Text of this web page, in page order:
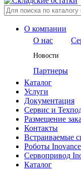
О компании
О нас
Новости
Партнеры
Каталог
Услуги
Документация
Сервис и
Размещение
Контакты
Встраиваемые
Роботы Inovance
Сервопривод
Каталог